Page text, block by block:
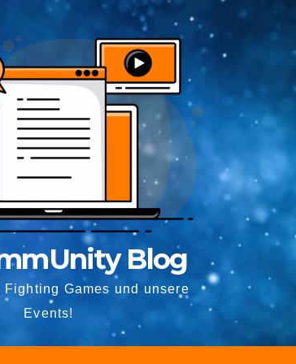
Blog
Games und unsere
Events!